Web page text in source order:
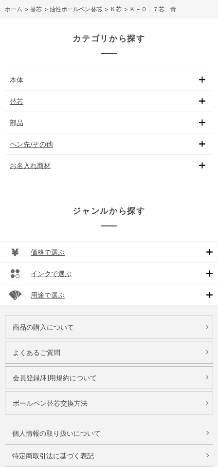
ホーム > 替芯 > 油性ボールペン替芯 > Ｋ芯 > Ｋ－０．７芯 青
カテゴリから探す
本体
替芯
部品
ペン先/その他
お名入れ商材
ジャンルから探す
価格で選ぶ
インクで選ぶ
用途で選ぶ
商品の購入について
よくあるご質問
会員登録/利用規約について
ボールペン替芯交換方法
個人情報の取り扱いについて
特定商取引法に基づく表記